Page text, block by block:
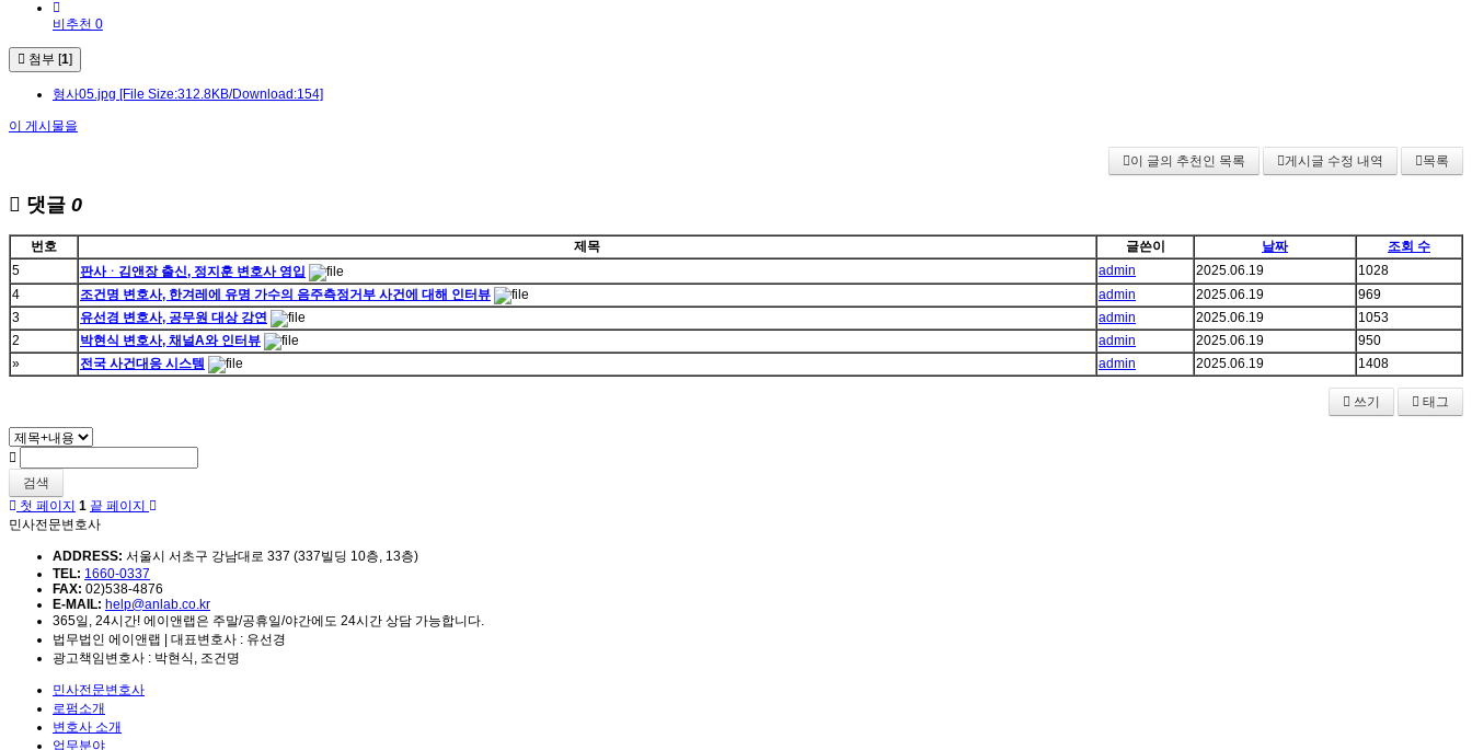
비추천 0
첨부 [1]
형사05.jpg [File Size:312.8KB/Download:154]
이 게시물을
이 글의 추천인 목록 게시글 수정 내역 목록
댓글 0
번호 제목 글쓴이 날짜
조회 수
5
판사ᆞ김앤장 출신, 정지훈 변호사 영입 admin 2025.06.19
1028
4
조건명 변호사, 한겨레에 유명 가수의 음주측정거부 사건에 대해 인터뷰 admin 2025.06.19
969
3
유선경 변호사, 공무원 대상 강연 admin 2025.06.19
1053
2
박현식 변호사, 채널A와 인터뷰 admin 2025.06.19
950
»
전국 사건대응 시스템 admin 2025.06.19 1408
쓰기 태그
검색
첫 페이지 1 끝 페이지
민사전문변호사
ADDRESS: 서울시 서초구 강남대로 337 (337빌딩 10층, 13층)
TEL: 1660-0337
FAX: 02)538-4876
E-MAIL: help@anlab.co.kr
365일, 24시간! 에이앤랩은 주말/공휴일/야간에도 24시간 상담 가능합니다.
법무법인 에이앤랩 | 대표변호사 : 유선경
광고책임변호사 : 박현식, 조건명
민사전문변호사
로펌소개
변호사 소개
업무분야